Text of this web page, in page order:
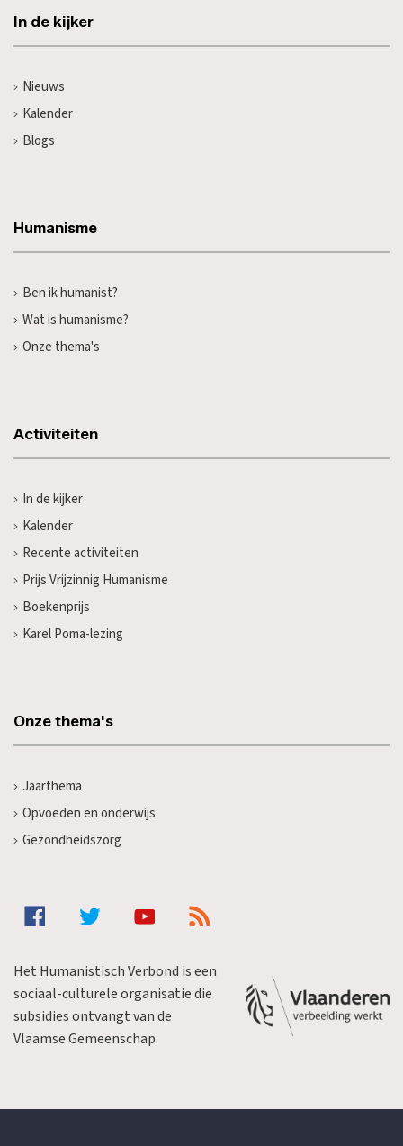
In de kijker
Nieuws
Kalender
Blogs
Humanisme
Ben ik humanist?
Wat is humanisme?
Onze thema's
Activiteiten
In de kijker
Kalender
Recente activiteiten
Prijs Vrijzinnig Humanisme
Boekenprijs
Karel Poma-lezing
Onze thema's
Jaarthema
Opvoeden en onderwijs
Gezondheidszorg
Het Humanistisch Verbond is een
sociaal-culturele organisatie die
subsidies ontvangt van de
Vlaamse Gemeenschap